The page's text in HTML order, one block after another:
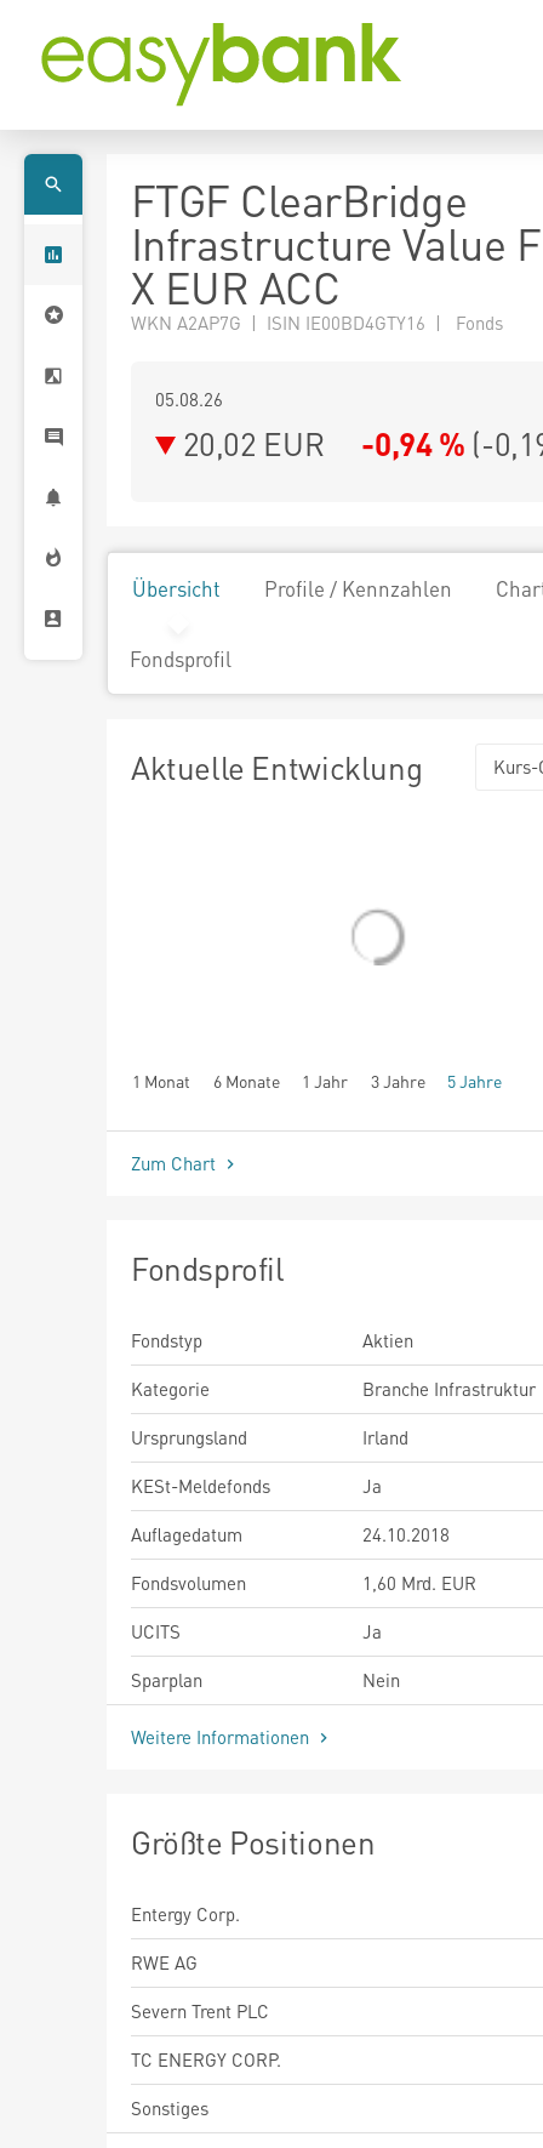
FTGF ClearBridge
Infrastructure Value
X EUR ACC
WKN A2AP7G | ISIN IE00BD4GTY16 | Fonds
05.08.26
20,02 EUR -0,94 % (-
Übersicht Profile / Kennzahlen
Fondsprofil
Aktuelle Entwicklung Kurs-
1 Monat 6 Monate 1 Jahr 3 Jahre 5 Jahre
seit Beginn
Zum Chart
Fondsprofil
Fondstyp
Aktien
Kategorie
Branche Infrastruktur
Ursprungsland
Irland
KESt-Meldefonds
Ja
Auflagedatum
24.10.2018
Fondsvolumen
1,60 Mrd. EUR
UCITS
Ja
Sparplan
Nein
Weitere Informationen
Größte Positionen
Entergy Corp.
RWE AG
Severn Trent PLC
TC ENERGY CORP.
Sonstiges